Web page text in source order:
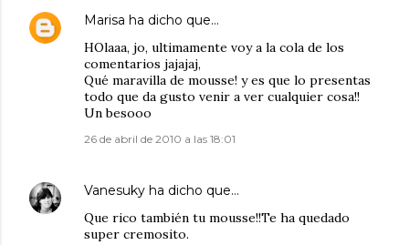
Marisa ha dicho que…
HOlaaa, jo, ultimamente voy a la cola de los
comentarios jajajaj,
Qué maravilla de mousse! y es que lo presentas
todo que da gusto venir a ver cualquier cosa!!
Un besooo
26 de abril de 2010 a las 18:01
Vanesuky ha dicho que…
Que rico también tu mousse!!Te ha quedado
super cremosito.